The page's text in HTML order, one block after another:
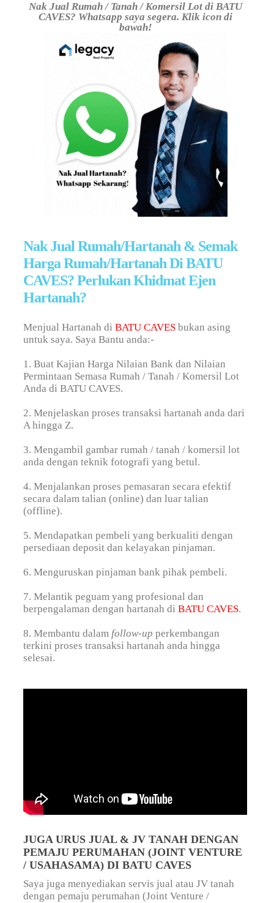
Nak Jual Rumah / Tanah / Komersil Lot di BATU
CAVES? Whatsapp saya segera. Klik icon di
bawah!
Nak Jual Rumah/Hartanah & Semak
Harga Rumah/Hartanah Di BATU
CAVES? Perlukan Khidmat Ejen
Hartanah?
Menjual Hartanah diBATU CAVES bukan asing
untuk saya. Saya Bantu anda:-
1. Buat Kajian Harga Nilaian Bank dan Nilaian
Permintaan Semasa Rumah / Tanah / Komersil Lot
Anda di BATU CAVES.
2. Menjelaskan proses transaksi hartanah anda dari
A hingga Z.
3. Mengambil gambar rumah / tanah / komersil lot
anda dengan teknik fotografi yang betul.
4. Menjalankan proses pemasaran secara efektif
secara dalam talian (online) dan luar talian
(offline).
5. Mendapatkan pembeli yang berkualiti dengan
persediaan deposit dan kelayakan pinjaman.
6. Menguruskan pinjaman bank pihak pembeli.
7. Melantik peguam yang profesional dan
berpengalaman dengan hartanah diBATU CAVES.
8. Membantu dalam follow-up perkembangan
terkini proses transaksi hartanah anda hingga
selesai.
JUGA URUS JUAL & JV TANAH DENGAN
PEMAJU PERUMAHAN (JOINT VENTURE
/ USAHASAMA) DI BATU CAVES
Saya juga menyediakan servis jual atau JV tanah
dengan pemaju perumahan (Joint Venture /